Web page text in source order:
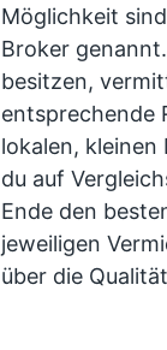
Möglichkeit
Broker
besitzen,
entsprechende
lokalen,
du auf
Ende den
jeweiligen
über die